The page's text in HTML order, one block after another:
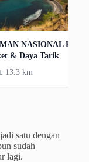
NASIONAL
& Daya Tarik
13.3 km
satu dengan
sudah
lagi.